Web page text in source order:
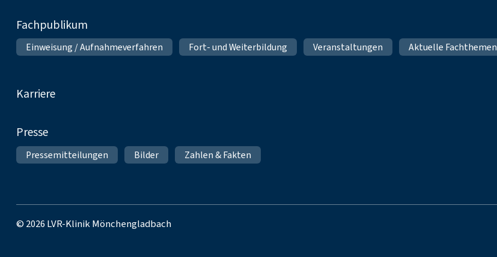
Fachpublikum
Einweisung / Aufnahmeverfahren Fort- und Weiterbildung Veranstaltungen Aktuelle Fachthemen
Karriere
Presse
Pressemitteilungen Bilder Zahlen & Fakten
© 2026 LVR-Klinik Mönchengladbach